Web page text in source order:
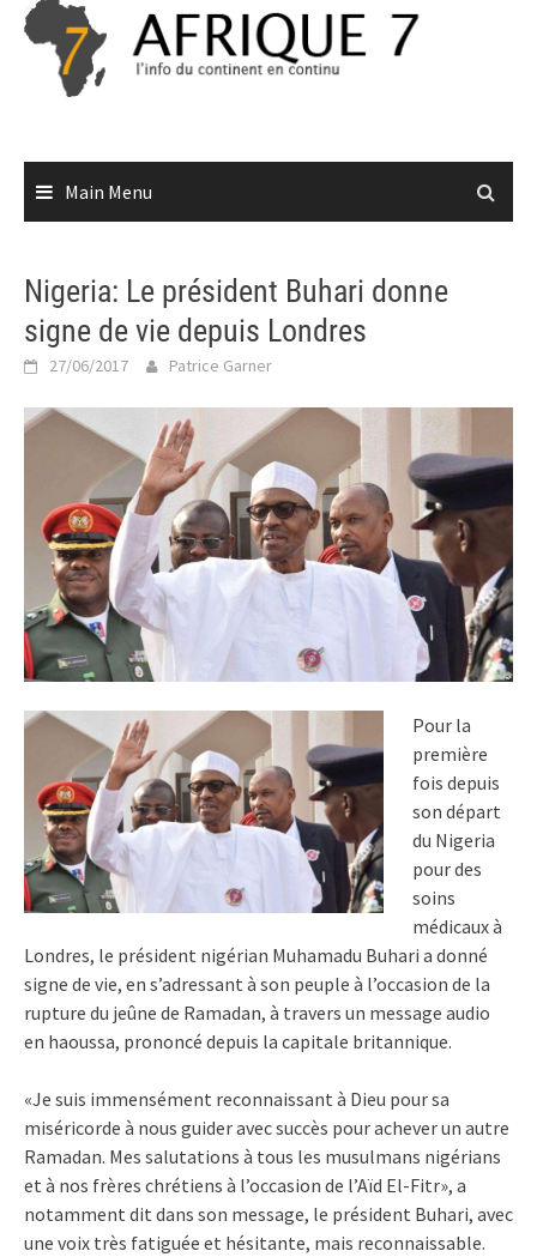
Skip
content
Main Menu
Nigeria: Le président Buhari donne
signe de vie depuis Londres
27/06/2017 Patrice Garner
Pour la
première
fois depuis
son départ
du Nigeria
pour des
soins
médicaux à
Londres, le président nigérian Muhamadu Buhari a donné
signe de vie, en s’adressant à son peuple à l’occasion de la
rupture du jeûne de Ramadan, à travers un message audio
en haoussa, prononcé depuis la capitale britannique.
«Je suis immensément reconnaissant à Dieu pour sa
miséricorde à nous guider avec succès pour achever un autre
Ramadan. Mes salutations à tous les musulmans nigérians
et à nos frères chrétiens à l’occasion de l’Aïd El-Fitr», a
notamment dit dans son message, le président Buhari, avec
une voix très fatiguée et hésitante, mais reconnaissable.